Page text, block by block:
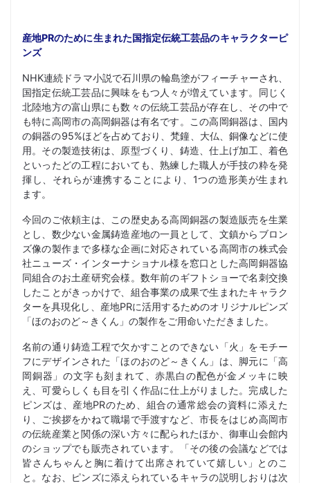
産地PRのために生まれた国指定伝統工芸品のキャラクターピ
ンズ
NHK連続ドラマ小説で石川県の輪島塗がフィーチャーされ、
国指定伝統工芸品に興味をもつ人々が増えています。同じく
北陸地方の富山県にも数々の伝統工芸品が存在し、その中で
も特に高岡市の高岡銅器は有名です。この高岡銅器は、国内
の銅器の95%ほどを占めており、梵鐘、大仏、銅像などに使
用。その製造技術は、原型づくり、鋳造、仕上げ加工、着色
といったどの工程においても、熟練した職人が手技の粋を発
揮し、それらが連携することにより、1つの造形美が生まれ
ます。
今回のご依頼主は、この歴史ある高岡銅器の製造販売を生業
とし、数少ない金属鋳造産地の一員として、文鎮からブロン
ズ像の製作まで多様な企画に対応されている高岡市の株式会
社ニューズ・インターナショナル様を窓口とした高岡銅器協
同組合のお土産研究会様。数年前のギフトショーで名刺交換
したことがきっかけで、組合事業の成果で生まれたキャラク
ターを具現化し、産地PRに活用するためのオリジナルピンズ
「ほのおのど～きくん」の製作をご用命いただきました。
名前の通り鋳造工程で欠かすことのできない「火」をモチー
フにデザインされた「ほのおのど～きくん」は、脚元に「高
岡銅器」の文字も刻まれて、赤黒白の配色が金メッキに映
え、可愛らしくも目を引く作品に仕上がりました。完成した
ピンズは、産地PRのため、組合の通常総会の資料に添えた
り、ご挨拶をかねて職場で手渡すなど、市長をはじめ高岡市
の伝統産業と関係の深い方々に配られたほか、御車山会館内
のショップでも販売されています。「その後の会議などでは
皆さんちゃんと胸に着けて出席されていて嬉しい」とのこ
と。なお、ピンズに添えられているキャラの説明しおりは次